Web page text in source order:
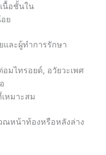
นื้อชั้นใน
ย
ละผู้ทำการรักษา
อมไทรอยด์, อวัยวะเพศ
หมาะสม
หน้าท้องหรือหลังล่าง